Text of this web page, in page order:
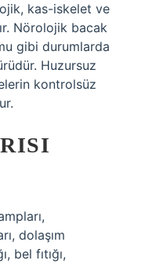
kas-iskelet ve
Nörolojik bacak
gibi durumlarda
Huzursuz
kontrolsüz
dolaşım
bel fıtığı,